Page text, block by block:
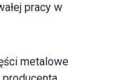
pracy w
metalowe